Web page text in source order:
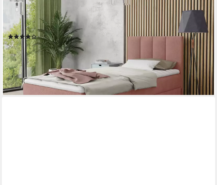
SOFNET
Boxbett Star Mini (mit Bettkasten, Bonell-Matratze und Topper),
Einzelbett, Polsterbett mit Kopfteil, Boxspringbett, Kinderbett
(28)
ab 389,00 € UVP579,00 €
-33%
lieferbar - in 3-4 Werktagen bei dir
+2